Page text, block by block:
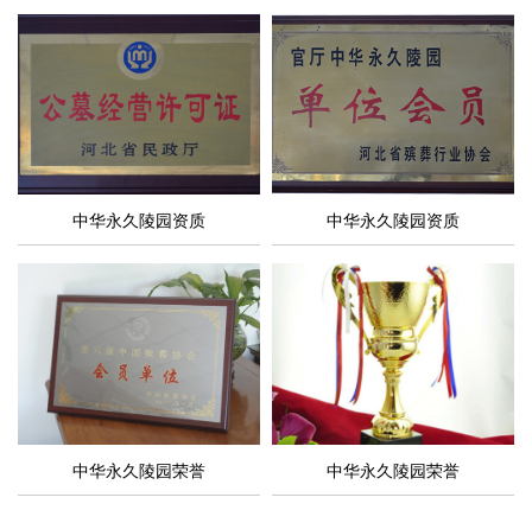
中华永久陵园资质 中华永久陵园资质
中华永久陵园荣誉 中华永久陵园荣誉